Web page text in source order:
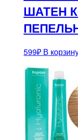
ШАТЕН
599₽ В